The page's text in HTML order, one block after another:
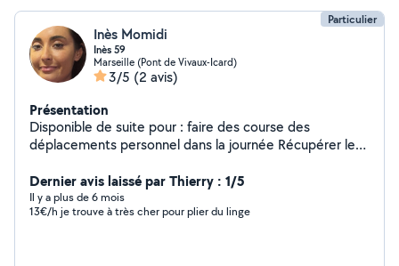
Particulier
Inès Momidi
Inès 59
Marseille (Pont de Vivaux-Icard)
3/5 (2 avis)
Présentation
Disponible de suite pour : faire des course des
déplacements personnel dans la journée Récupérer les
Ménage général en fin de chantier Les vitres Esthétique
( maquillage permanent - extension des cils, coiffure
coupe & couleurs)
Dernier avis laissé par Thierry : 1/5
Il y a plus de 6 mois
13€/h je trouve à très cher pour plier du linge